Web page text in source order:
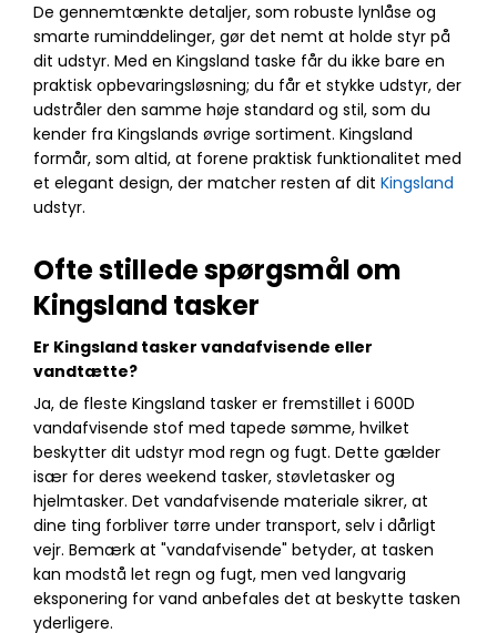
De gennemtænkte detaljer, som robuste lynlåse og
smarte ruminddelinger, gør det nemt at holde styr på
dit udstyr. Med en Kingsland taske får du ikke bare en
praktisk opbevaringsløsning; du får et stykke udstyr, der
udstråler den samme høje standard og stil, som du
kender fra Kingslands øvrige sortiment. Kingsland
formår, som altid, at forene praktisk funktionalitet med
et elegant design, der matcher resten af dit Kingsland
udstyr.
Ofte stillede spørgsmål om
Kingsland tasker
Er Kingsland tasker vandafvisende eller
vandtætte?
Ja, de fleste Kingsland tasker er fremstillet i 600D
vandafvisende stof med tapede sømme, hvilket
beskytter dit udstyr mod regn og fugt. Dette gælder
især for deres weekend tasker, støvletasker og
hjelmtasker. Det vandafvisende materiale sikrer, at
dine ting forbliver tørre under transport, selv i dårligt
vejr. Bemærk at "vandafvisende" betyder, at tasken
kan modstå let regn og fugt, men ved langvarig
eksponering for vand anbefales det at beskytte tasken
yderligere.